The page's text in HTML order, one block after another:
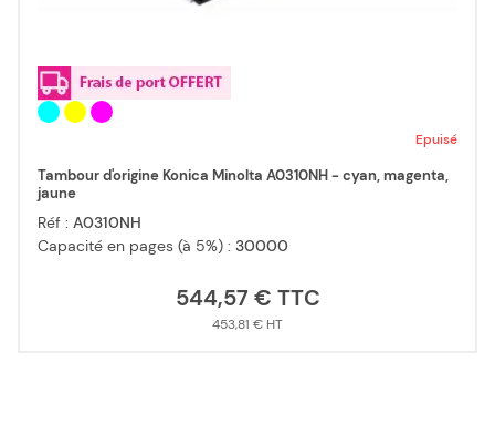
Epuisé
Tambour d'origine Konica Minolta A0310NH - cyan, magenta,
jaune
Réf : A0310NH
Capacité en pages (à 5%) : 30000
544,57 €
453,81 €